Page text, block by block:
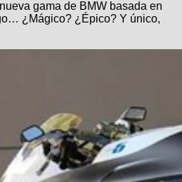
gama de BMW basada en
¿Mágico? ¿Épico? Y único,